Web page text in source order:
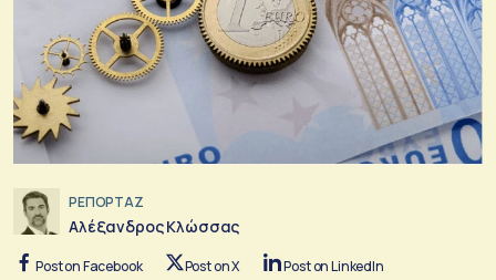
ΡΕΠΟΡΤΑΖ
Αλέξανδρος Κλώσσας
Post on Facebook Post on X Post on LinkedIn